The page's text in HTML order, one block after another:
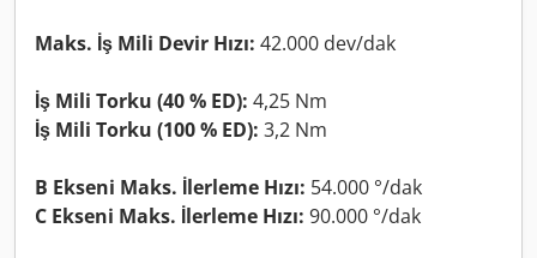
Maks. İş Mili Devir Hızı: 42.000 dev/dak
İş Mili Torku (40 % ED): 4,25 Nm
İş Mili Torku (100 % ED): 3,2 Nm
B Ekseni Maks. İlerleme Hızı: 54.000 °/dak
C Ekseni Maks. İlerleme Hızı: 90.000 °/dak